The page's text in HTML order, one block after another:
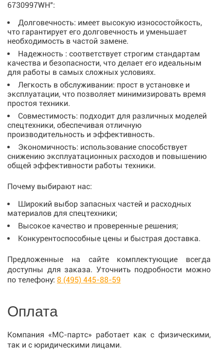
6730997WH":
Долговечность: имеет высокую износостойкость,
что гарантирует его долговечность и уменьшает
необходимость в частой замене.
Надежность : соответствует строгим стандартам
качества и безопасности, что делает его идеальным
для работы в самых сложных условиях.
Легкость в обслуживании: прост в установке и
эксплуатации, что позволяет минимизировать время
простоя техники.
Совместимость: подходит для различных моделей
спецтехники, обеспечивая отличную
производительность и эффективность.
Экономичность: использование способствует
снижению эксплуатационных расходов и повышению
общей эффективности работы техники.
Почему выбирают нас:
Широкий выбор запасных частей и расходных
материалов для спецтехники;
Высокое качество и проверенные решения;
Конкурентоспособные цены и быстрая доставка.
Предложенные на сайте комплектующие всегда
доступны для заказа. Уточнить подробности можно
по телефону: 8 (495) 445-88-59
Оплата
Компания «МС-партс» работает как с физическими,
так и с юридическими лицами.